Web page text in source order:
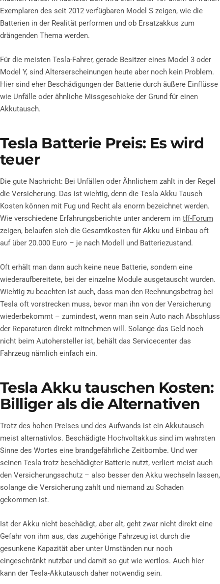
Exemplaren des seit 2012 verfügbaren Model S zeigen, wie die
Batterien in der Realität performen und ob Ersatzakkus zum
drängenden Thema werden.
Für die meisten Tesla-Fahrer, gerade Besitzer eines Model 3 oder
Model Y, sind Alterserscheinungen heute aber noch kein Problem.
Hier sind eher Beschädigungen der Batterie durch äußere Einflüsse
wie Unfälle oder ähnliche Missgeschicke der Grund für einen
Akkutausch.
Tesla Batterie Preis: Es wird
teuer
Die gute Nachricht: Bei Unfällen oder Ähnlichem zahlt in der Regel
die Versicherung. Das ist wichtig, denn die Tesla Akku Tausch
Kosten können mit Fug und Recht als enorm bezeichnet werden.
Wie verschiedene Erfahrungsberichte unter anderem im tff-Forum
zeigen, belaufen sich die Gesamtkosten für Akku und Einbau oft
auf über 20.000 Euro – je nach Modell und Batteriezustand.
Oft erhält man dann auch keine neue Batterie, sondern eine
wiederaufbereitete, bei der einzelne Module ausgetauscht wurden.
Wichtig zu beachten ist auch, dass man den Rechnungsbetrag bei
Tesla oft vorstrecken muss, bevor man ihn von der Versicherung
wiederbekommt – zumindest, wenn man sein Auto nach Abschluss
der Reparaturen direkt mitnehmen will. Solange das Geld noch
nicht beim Autohersteller ist, behält das Servicecenter das
Fahrzeug nämlich einfach ein.
Tesla Akku tauschen Kosten:
Billiger als die Alternativen
Trotz des hohen Preises und des Aufwands ist ein Akkutausch
meist alternativlos. Beschädigte Hochvoltakkus sind im wahrsten
Sinne des Wortes eine brandgefährliche Zeitbombe. Und wer
seinen Tesla trotz beschädigter Batterie nutzt, verliert meist auch
den Versicherungsschutz – also besser den Akku wechseln lassen,
solange die Versicherung zahlt und niemand zu Schaden
gekommen ist.
Ist der Akku nicht beschädigt, aber alt, geht zwar nicht direkt eine
Gefahr von ihm aus, das zugehörige Fahrzeug ist durch die
gesunkene Kapazität aber unter Umständen nur noch
eingeschränkt nutzbar und damit so gut wie wertlos. Auch hier
kann der Tesla-Akkutausch daher notwendig sein.